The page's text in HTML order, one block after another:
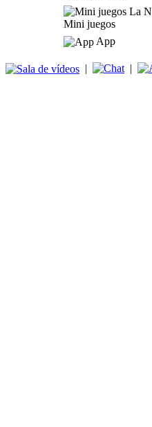
Mini juegos
App
| |